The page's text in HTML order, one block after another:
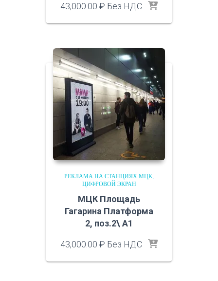
43,000.00 ₽ Без НДС
РЕКЛАМА НА СТАНЦИЯХ МЦК
ЦИФРОВОЙ ЭКРАН
МЦК Площадь
Гагарина Платформа
2, поз.2\ A1
43,000.00 ₽ Без НДС